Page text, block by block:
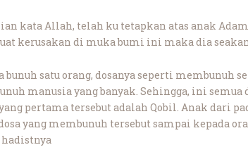
kata Allah, telah ku tetapkan atas anak
kerusakan di muka bumi ini maka dia
bunuh satu orang, dosanya seperti membunuh
manusia yang banyak. Sehingga, ini semua
pertama tersebut adalah Qobil. Anak dari
yang membunuh tersebut sampai kepada